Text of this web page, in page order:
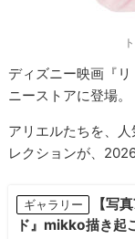
ディズニー映画『
ニーストアに登場。
アリエルたちを、
レクションが、
ギャラリー
【写
ド』mikko描き起